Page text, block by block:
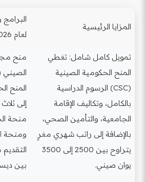
المزايا الرئيسية
لعام 2026
تمويل كامل شامل: تغطي
المنح الحكومية الصينية
(CSC) الرسوم الدراسية
بالكامل، وتكاليف الإقامة
الجامعية، والتأمين الصحي،
بالإضافة إلى راتب شهري مغرٍ
يتراوح بين 2500 إلى 3500
يوان صيني.
منح
المنح
إلى
منحة
ومنحة
بين